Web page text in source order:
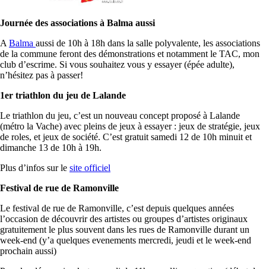
Journée des associations à Balma aussi
A Balma aussi de 10h à 18h dans la salle polyvalente, les associations
de la commune feront des démonstrations et notamment le TAC, mon
club d’escrime. Si vous souhaitez vous y essayer (épée adulte),
n’hésitez pas à passer!
1er triathlon du jeu de Lalande
Le triathlon du jeu, c’est un nouveau concept proposé à Lalande
(métro la Vache) avec pleins de jeux à essayer : jeux de stratégie, jeux
de roles, et jeux de société. C’est gratuit samedi 12 de 10h minuit et
dimanche 13 de 10h à 19h.
Plus d’infos sur le site officiel
Festival de rue de Ramonville
Le festival de rue de Ramonville, c’est depuis quelques années
l’occasion de découvrir des artistes ou groupes d’artistes originaux
gratuitement le plus souvent dans les rues de Ramonville durant un
week-end (y’a quelques evenements mercredi, jeudi et le week-end
prochain aussi)